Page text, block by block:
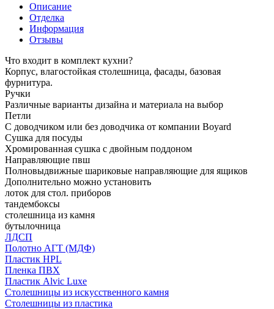
Описание
Отделка
Информация
Отзывы
Что входит в комплект кухни?
Корпус, влагостойкая столешница, фасады, базовая
фурнитура.
Ручки
Различные варианты дизайна и материала на выбор
Петли
С доводчиком или без доводчика от компании Boyard
Сушка для посуды
Хромированная сушка с двойным поддоном
Направляющие пвш
Полновыдвижные шариковые направляющие для ящиков
Дополнительно можно установить
лоток для стол. приборов
тандембоксы
столешница из камня
бутылочница
ЛДСП
Полотно АГТ (МДФ)
Пластик HPL
Пленка ПВХ
Пластик Alvic Luxe
Столешницы из искусственного камня
Столешницы из пластика